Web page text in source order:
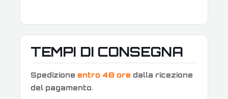
TEMPI DI CONSEGNA
Spedizione entro 48 ore dalla ricezione
del pagamento.